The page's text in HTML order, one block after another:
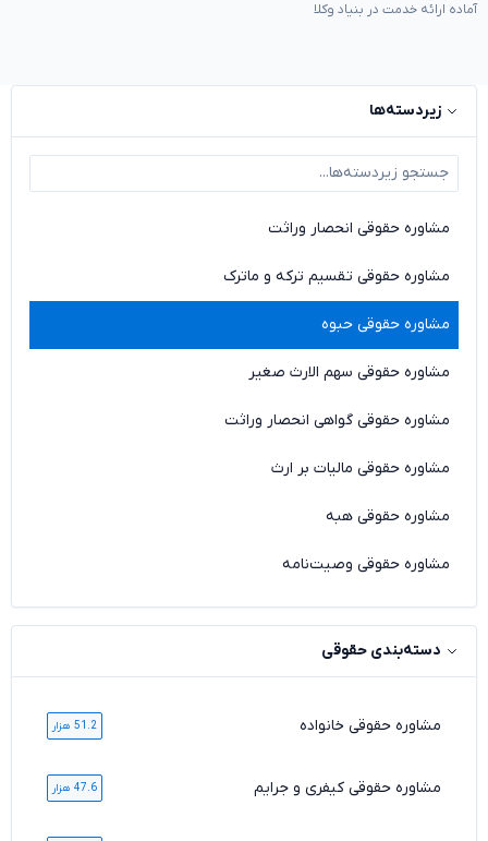
آماده ارائه خدمت در بنیاد وکلا
زیردسته‌ها
مشاوره حقوقی انحصار وراثت
مشاوره حقوقی تقسیم ترکه و ماترک
مشاوره حقوقی حبوه
مشاوره حقوقی سهم الارث صغیر
مشاوره حقوقی گواهی انحصار وراثت
مشاوره حقوقی مالیات بر ارث
مشاوره حقوقی هبه
مشاوره حقوقی وصیت‌نامه
دسته‌بندی حقوقی
مشاوره حقوقی خانواده 51.2 هزار
مشاوره حقوقی کیفری و جرایم 47.6 هزار